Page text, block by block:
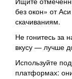
без окон» от
скачиваниям.
Не гонитесь за
вкусу — лучше
Используйте
платформах: